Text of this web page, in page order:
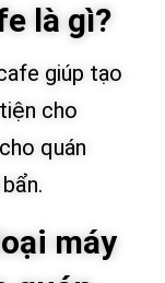
là gì?
giúp tạo
cho
quán
máy